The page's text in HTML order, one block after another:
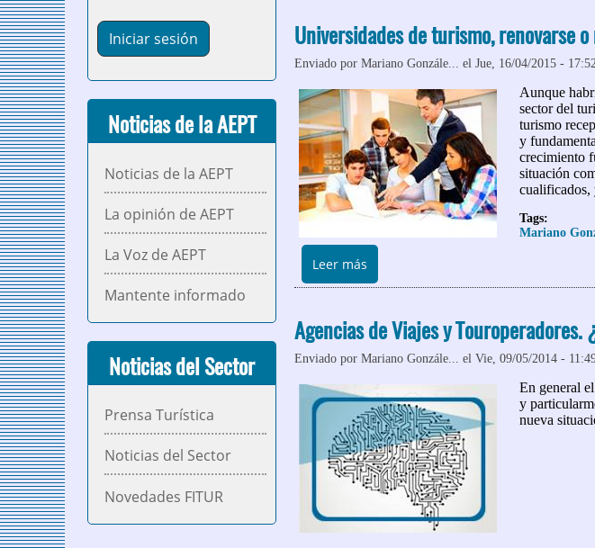
Universidades de turismo, renovarse
Enviado por Mariano Gonzále... el Jue, 16/04/2015 - 17:52
Aunque
sector del
turismo
y
crecimiento
situación
cualificados,
Tags:
Mariano
Leer más
Agencias de Viajes y
Enviado por Mariano Gonzále... el Vie, 09/05/2014 -
En general
y
nueva
Noticias de la AEPT
Noticias de la AEPT
La opinión de AEPT
La Voz de AEPT
Mantente informado
Noticias del Sector
Prensa Turística
Noticias del Sector
Novedades FITUR